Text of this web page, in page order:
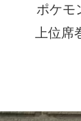
ポケモ
上位席